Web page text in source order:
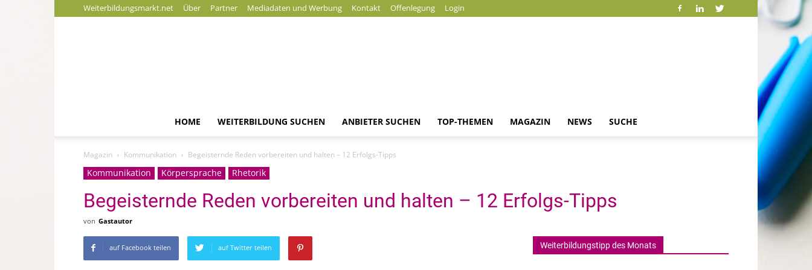
Weiterbildungsmarkt.net Über Partner Mediadaten und Werbung Kontakt Offenlegung Login
HOME WEITERBILDUNG SUCHEN ANBIETER SUCHEN TOP-THEMEN MAGAZIN NEWS SUCHE
Magazin Kommunikation Begeisternde Reden vorbereiten und halten – 12 Erfolgs-Tipps
Kommunikation Körpersprache Rhetorik
Begeisternde Reden vorbereiten und halten – 12 Erfolgs-Tipps
von Gastautor
auf Facebook teilen auf Twitter teilen Weiterbildungstipp des Monats